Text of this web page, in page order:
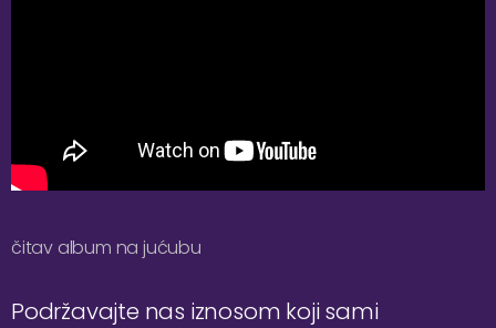
čitav album na jućubu
Podržavajte nas iznosom koji sami